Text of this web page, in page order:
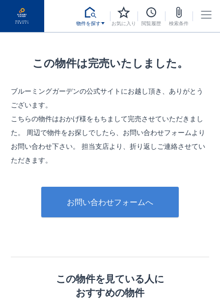
物件を探す お気に入り 閲覧履歴 検索条件
この物件は完売いたしました。
ブルーミングガーデンの公式サイトにお越し頂き、ありがとう
ございます。
こちらの物件はおかげ様をもちまして完売させていただきまし
た。
周辺で物件をお探しでしたら、お問い合わせフォームより
お問い合わせ下さい。
担当支店より、折り返しご連絡させてい
ただきます。
お問い合わせフォームへ
この物件を見ている人に
おすすめの物件